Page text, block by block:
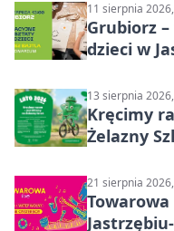
11 sierpnia
Grubiorz
dzieci w
13 sierpnia
Kręcimy
Żelazny
21 sierpnia